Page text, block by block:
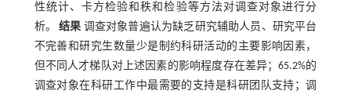
性统计、卡方检验和秩和检验等方法对调查对象进行分
析。结果 调查对象普遍认为缺乏研究辅助人员、研究平台
不完善和研究生数量少是制约科研活动的主要影响因素，
但不同人才梯队对上述因素的影响程度存在差异；65.2%的
调查对象在科研工作中最需要的支持是科研团队支持；调